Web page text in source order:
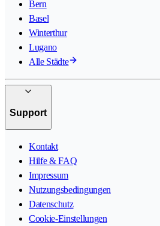
Bern
Basel
Winterthur
Lugano
Alle Städte
Support
Kontakt
Hilfe & FAQ
Impressum
Nutzungsbedingungen
Datenschutz
Cookie-Einstellungen